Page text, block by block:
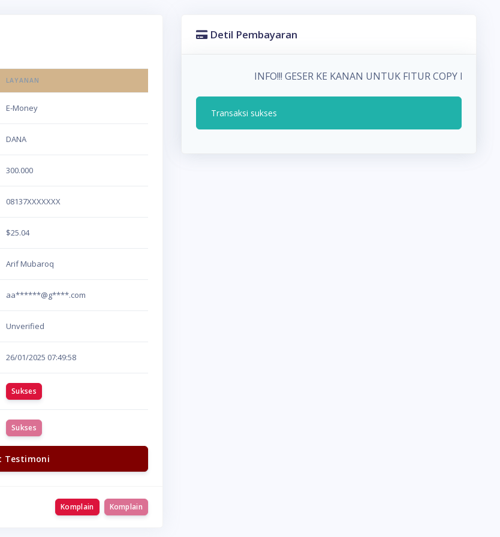
LAYANAN
E-Money
DANA
300.000
08137XXXXXXX
$25.04
Arif Mubaroq
aa******@g****.com
Unverified
26/01/2025 07:49:58
Sukses
Sukses
Testimoni
Komplain Komplain
Detil Pembayaran
INFO!!! GESER KE KANAN UNTUK FITUR COPY PADA
Transaksi sukses